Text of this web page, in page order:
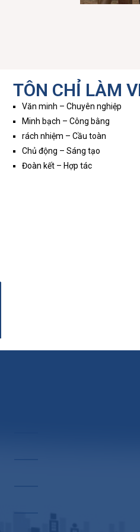
TÔN CHỈ LÀM
Văn minh – Chuyên nghiệp
Minh bạch – Công bằng
rách nhiệm – Cầu toàn
Chủ động – Sáng tạo
Đoàn kết – Hợp tác